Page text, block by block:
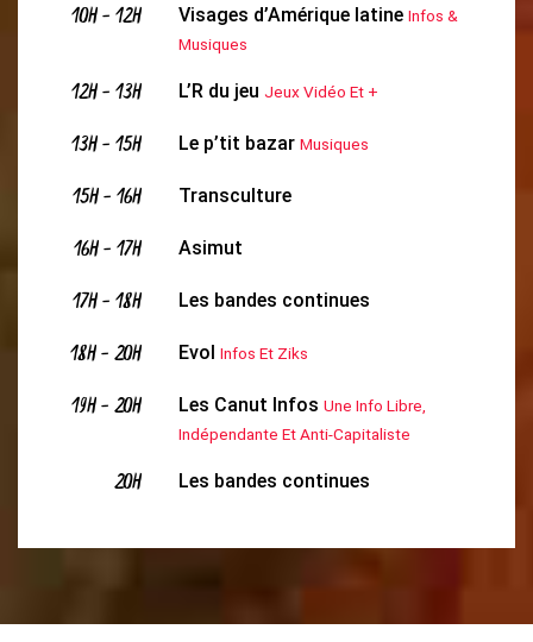
10H-12H Visages d’Amérique latine Infos &
Musiques
12H-13H L’R du jeu Jeux Vidéo Et +
13H-15H Le p’tit bazar Musiques
15H-16H Transculture
16H-17H Asimut
17H-18H Les bandes continues
18H-20H Evol Infos Et Ziks
19H-20H Les Canut Infos Une Info Libre,
Indépendante Et Anti-Capitaliste
20H Les bandes continues